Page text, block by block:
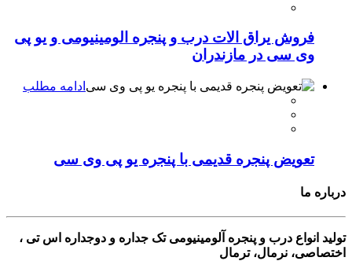
فروش یراق الات درب و پنجره الومینیومی و یو پی
وی سی در مازندران
ادامه مطلب
تعویض پنجره قدیمی با پنجره یو پی وی سی
درباره ما
تولید انواع درب و پنجره آلومینیومی تک جداره و دوجداره اس تی ،
اختصاصی، نرمال، ترمال